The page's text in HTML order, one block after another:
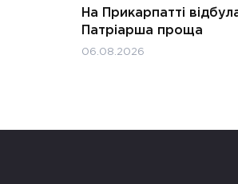
На Прикарпатті
Патріарша проща
06.08.2026